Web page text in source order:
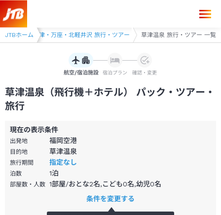
JTBホーム
ツアー 草津・万座・北軽井沢 旅行・ツアー 草津温泉 旅行・ツアー 一覧
航空/宿泊施設 宿泊プラン 確認・変更
草津温泉（飛行機＋ホテル） パック・ツアー・
旅行
現在の表示条件
出発地 福岡空港
目的地 草津温泉
旅行期間 指定なし
泊数 1泊
部屋数・人数 1部屋/おとな2名,こども0名,幼児0名
条件を変更する